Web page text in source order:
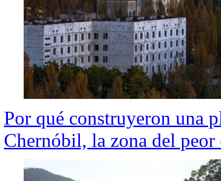
Por qué construyeron una
Chernóbil, la zona del peor